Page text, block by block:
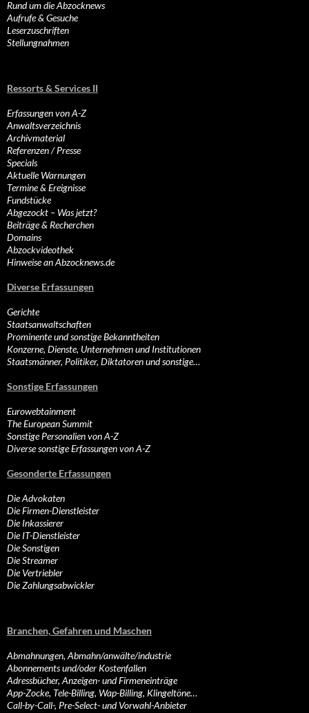
Rund um die Abzocknews
Aufrufe & Gesuche
Leserzuschriften
Stellungnahmen
Ressorts & Services II
Erfassungen von A-Z
Anwaltsverzeichnis
Archivmaterial
Referenzen / Presse
Specials
Aktuelle Warnungen
Termine & Ereignisse
Fundstücke
Abgezockt – Was jetzt?
Beiträge & Recherchen
Domains
Abzockvideothek
Hinweise an Abzocknews.de
Diverse Erfassungen
Gerichte
Staatsanwaltschaften
Prominente und sonstige Bekanntheiten
Konzerne, Dienste, Unternehmen und Institutionen
Staatsmänner, Politiker, Diktatoren und sonstige…
Sonstige Erfassungen
Eurowebtainment
The European Summit
Sonstige Personalien von A-Z
Diverse sonstige Erfassungen von A-Z
Gesonderte Erfassungen
Die Advokaten
Die Firmen-Dienstleister
Die Inkassierer
Die IT-Dienstleister
Die Sonstigen
Die Streamer
Die Vertriebler
Die Zahlungsabwickler
Branchen, Gefahren und Maschen
Abmahnungen, Abmahn/anwälte/industrie
Abonnements und/oder Kostenfallen
Adressbücher, Anzeigen- und Firmeneinträge
App-Zocke, Tele-Billing, Wap-Billing, Klingeltöne…
Call-by-Call-, Pre-Select- und Vorwahl-Anbieter